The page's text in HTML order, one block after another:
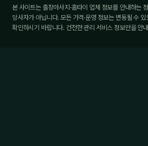
본 사이트는 출장마사지·홈타이 업체 정보를 안내하는
당사자가 아닙니다. 모든 가격·운영 정보는 변동될 수
확인하시기 바랍니다. 건전한 관리 서비스 정보만을 안